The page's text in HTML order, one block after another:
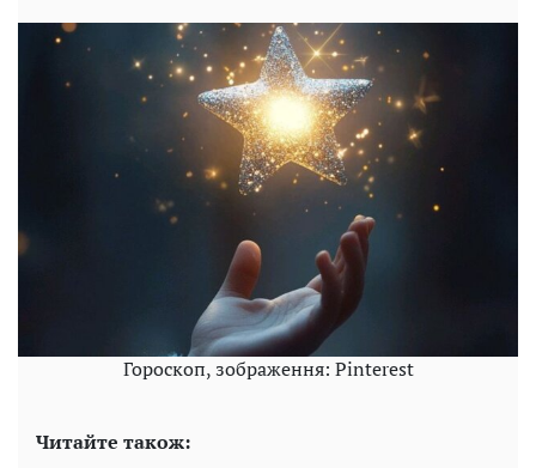
Гороскоп, зображення: Pinterest
Читайте також: